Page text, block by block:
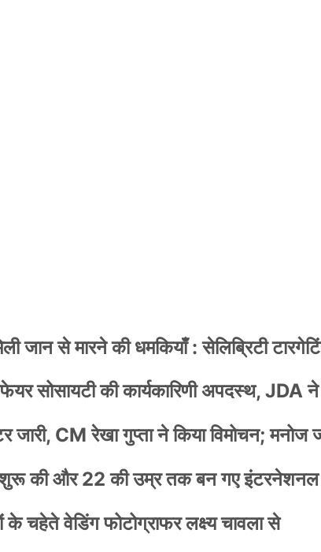
जान से मारने की धमकियाँ : सेलिब्रिटी
सोसायटी की कार्यकारिणी अपदस्थ, JDA ने
जारी, CM रेखा गुप्ता ने किया विमोचन;
की और 22 की उम्र तक बन गए इंटरनेशनल
के चहेते वेडिंग फोटोग्राफर लक्ष्य चावला से